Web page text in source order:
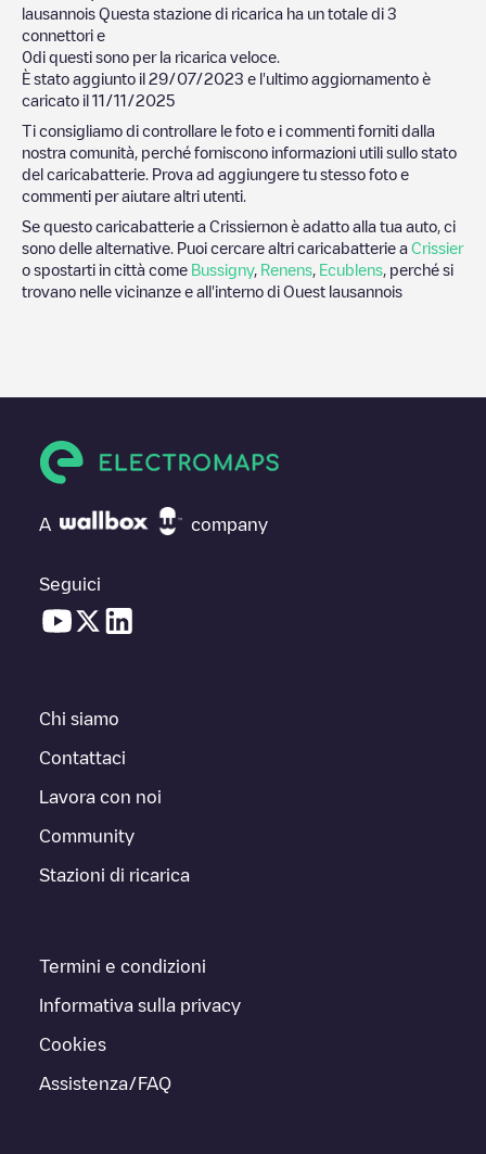
lausannois Questa stazione di ricarica ha un totale di 3
connettori e
0di questi sono per la ricarica veloce.
È stato aggiunto il 29/07/2023 e l'ultimo aggiornamento è
caricato il 11/11/2025
Ti consigliamo di controllare le foto e i commenti forniti dalla
nostra comunità, perché forniscono informazioni utili sullo stato
del caricabatterie. Prova ad aggiungere tu stesso foto e
commenti per aiutare altri utenti.
Se questo caricabatterie a Crissiernon è adatto alla tua auto, ci
sono delle alternative. Puoi cercare altri caricabatterie a Crissier
o spostarti in città come Bussigny, Renens Ecublens , perché si
trovano nelle vicinanze e all'interno di Ouest lausannois
A company
Seguici
Chi siamo
Contattaci
Lavora con noi
Community
Stazioni di ricarica
Termini e condizioni
Informativa sulla privacy
Cookies
Assistenza/FAQ